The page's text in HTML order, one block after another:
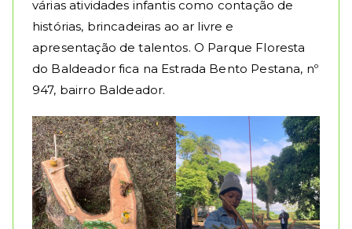
várias atividades infantis como contação de
histórias, brincadeiras ao ar livre e
apresentação de talentos. O Parque Floresta
do Baldeador fica na Estrada Bento Pestana, nº
947, bairro Baldeador.